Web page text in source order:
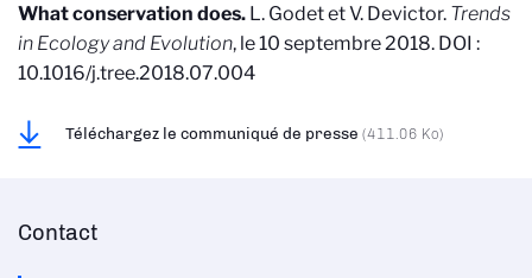
What conservation does. L. Godet et V. Devictor. Trends
in Ecology and Evolution, le 10 septembre 2018. DOI :
10.1016/j.tree.2018.07.004
Téléchargez le communiqué de presse (411.06 Ko)
Contact